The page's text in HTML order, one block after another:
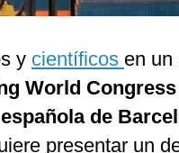
y científicos en un
World Congress
de
presentar un